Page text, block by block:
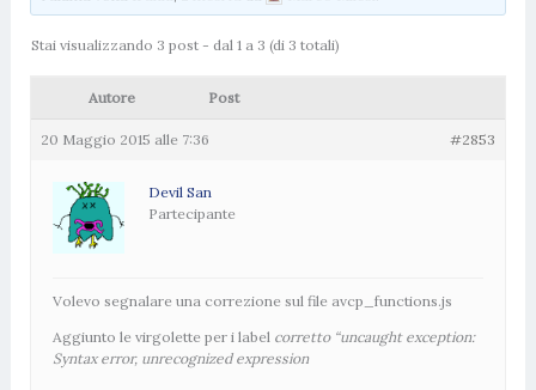
Stai visualizzando 3 post - dal 1 a 3 (di 3 totali)
Autore Post
20 Maggio 2015 alle 7:36 #2853
Devil San
Partecipante
Volevo segnalare una correzione sul file avcp_functions.js
Aggiunto le virgolette per i label corretto “uncaught exception:
Syntax error, unrecognized expression